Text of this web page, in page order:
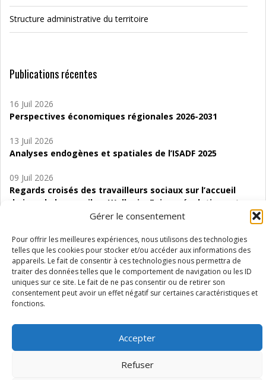
Gérer le consentement
Pour offrir les meilleures expériences, nous utilisons des technologies
telles que les cookies pour stocker et/ou accéder aux informations des
appareils. Le fait de consentir à ces technologies nous permettra de
traiter des données telles que le comportement de navigation ou les ID
uniques sur ce site. Le fait de ne pas consentir ou de retirer son
consentement peut avoir un effet négatif sur certaines caractéristiques et
fonctions.
Accepter
Refuser
Structure administrative du territoire
Publications récentes
16 Juil 2026
Perspectives économiques régionales 2026-2031
13 Juil 2026
Analyses endogènes et spatiales de l’ISADF 2025
09 Juil 2026
Regards croisés des travailleurs sociaux sur l’accueil
de jour de bas seuil en Wallonie. Enjeux, évolutions et
06 Juil 2026
Étude d’évaluabilité des Structures
d’accompagnement à l’autocréation d’emploi (SAACE)
01 Juil 2026
Pénurie du personnel infirmier :quels indicateurs
Wallonie ?